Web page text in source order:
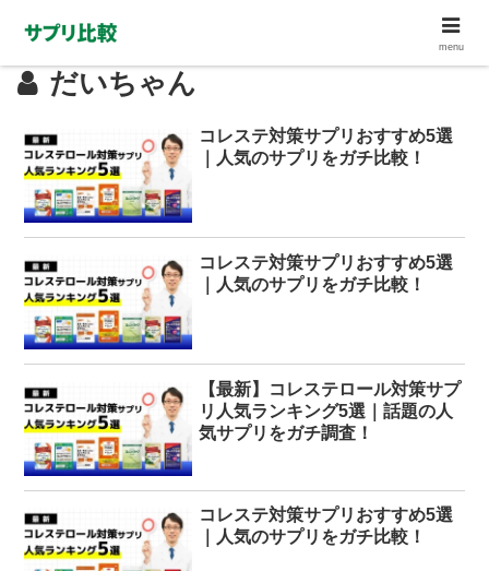
だいちゃん
コレステ対策サプリおすすめ5選
｜人気のサプリをガチ比較！
コレステ対策サプリおすすめ5選
｜人気のサプリをガチ比較！
【最新】コレステロール対策サプ
リ人気ランキング5選｜話題の人
気サプリをガチ調査！
コレステ対策サプリおすすめ5選
｜人気のサプリをガチ比較！
menu